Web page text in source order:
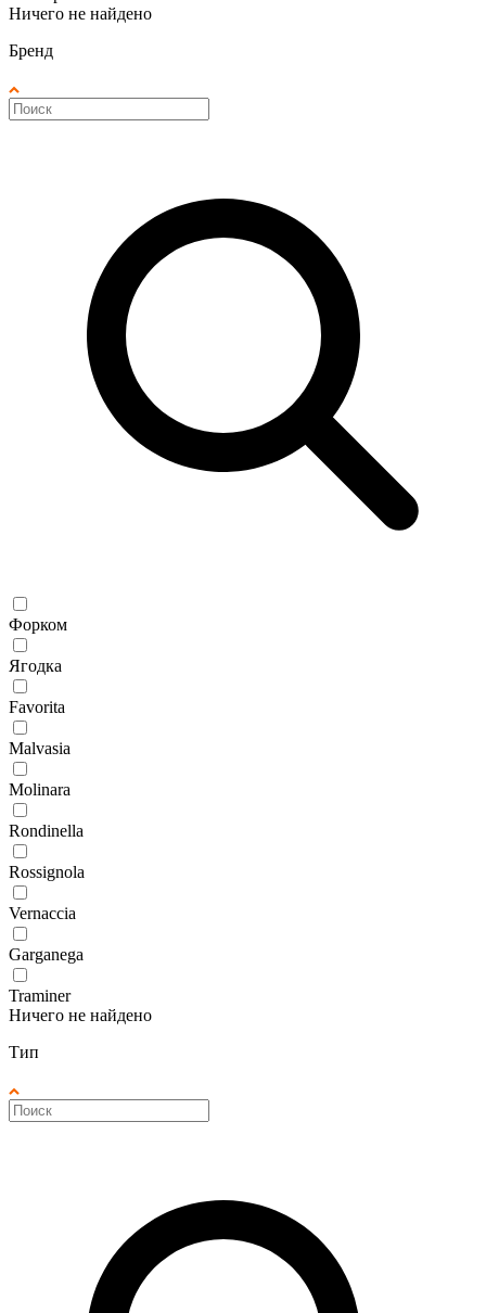
Ничего не найдено
Бренд
Форком
Ягодка
Favorita
Malvasia
Molinara
Rondinella
Rossignola
Vernaccia
Garganega
Traminer
Ничего не найдено
Тип